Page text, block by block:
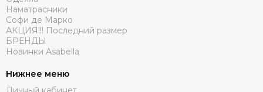
Наматрасники
Софи де Марко
АКЦИЯ!!! Последний размер
БРЕНДЫ
Новинки Asabella
Нижнее меню